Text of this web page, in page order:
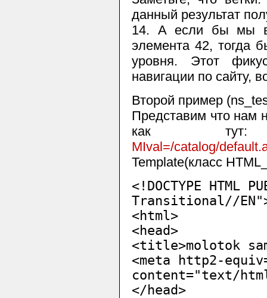
данный результат
14. А если бы мы
элемента 42, тогда
уровня. Этот
навигации по сайту,
Второй пример
Представим что нам
как
MIval=/catalog/
Template(класс
<!DOCTYPE HTML
Transitional//
<html>
<head>
<title>molotok
<meta http2-
content="text/
</head>